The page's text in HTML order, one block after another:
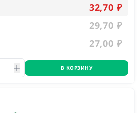
32,70 ₽
29,70 ₽
27,00 ₽
В КОРЗИНУ